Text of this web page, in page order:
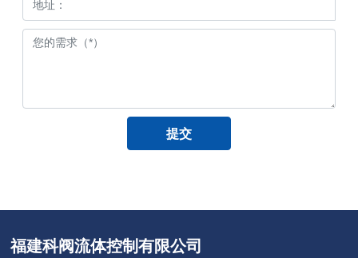
提交
福建科阀流体控制有限公司